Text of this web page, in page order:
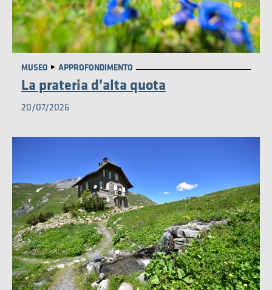
La prateria d’alta quota
20/07/2026
AMBIENTE
MUSEO APPROFONDIMENTO